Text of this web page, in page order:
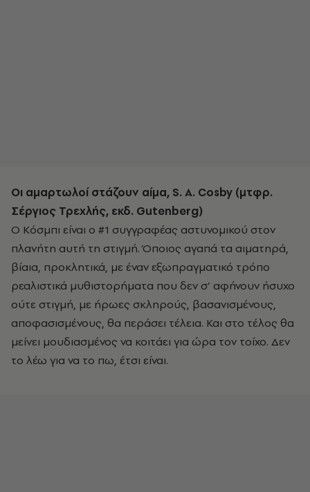
Οι αμαρτωλοί στάζουν αίμα, S. A. Cosby (μτφρ.
Σέργιος Τρεχλής, εκδ. Gutenberg)
Ο Κόσμπι είναι ο #1 συγγραφέας αστυνομικού στον
πλανήτη αυτή τη στιγμή. Όποιος αγαπά τα αιματηρά,
βίαια, προκλητικά, με έναν εξωπραγματικό τρόπο
ρεαλιστικά μυθιστορήματα που δεν σ’ αφήνουν ήσυχο
ούτε στιγμή, με ήρωες σκληρούς, βασανισμένους,
αποφασισμένους, θα περάσει τέλεια. Και στο τέλος θα
μείνει μουδιασμένος να κοιτάει για ώρα τον τοίχο. Δεν
το λέω για να το πω, έτσι είναι.